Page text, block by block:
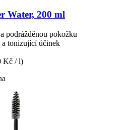
Water, 200 ml
podrážděnou pokožku
tonizující účinek
Kč / l)